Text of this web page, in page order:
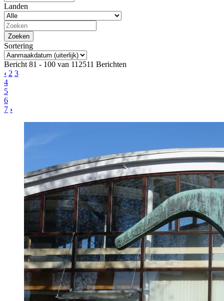
Landen
Sortering
Bericht 81 - 100 van 112511 Berichten
‹ 2 3
4
5
6
7 ›